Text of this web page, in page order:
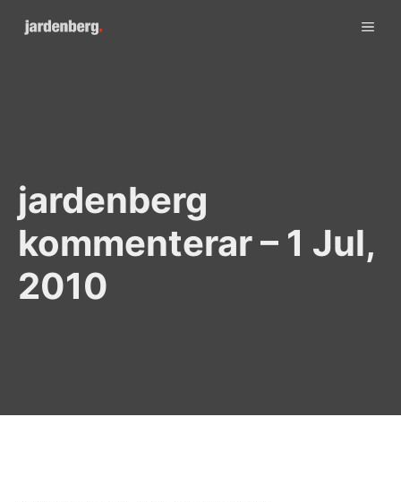
jardenberg
kommenterar – 1 Jul,
2010